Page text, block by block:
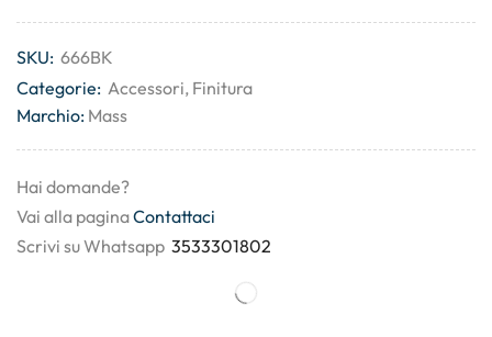
SKU: 666BK
Categorie: Accessori, Finitura
Marchio: Mass
Hai domande?
Vai alla paginaContattaci
Scrivi su Whatsapp 3533301802